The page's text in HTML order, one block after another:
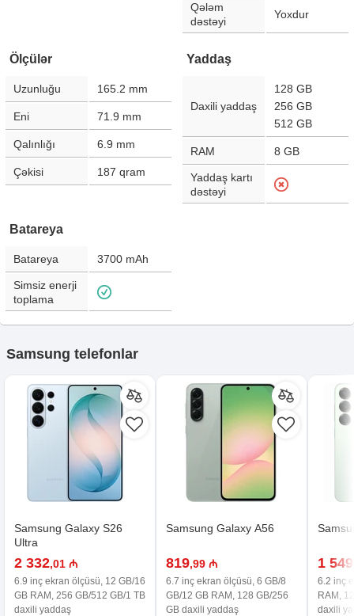
Qələm
dəstəyi
Yoxdur
Ölçülər
Uzunluğu 165.2 mm
Eni 71.9 mm
Qalınlığı 6.9 mm
Çəkisi 187 qram
Yaddaş
Daxili yaddaş
128 GB
256 GB
512 GB
RAM 8 GB
Yaddaş kartı
dəstəyi
Batareya
Batareya 3700 mAh
Simsiz enerji
toplama
Samsung telefonlar
Samsung Galaxy S26
Ultra
2 332,01 ₼
6.9 inç ekran ölçüsü, 12 GB/16
GB RAM, 256 GB/512 GB/1 TB
daxili yaddaş
Samsung Galaxy A56
819,99 ₼
6.7 inç ekran ölçüsü, 6 GB/8
GB/12 GB RAM, 128 GB/256
GB daxili yaddaş
1 549
6.2 inç
RAM,
daxili